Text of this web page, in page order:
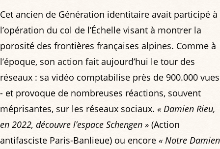
Cet ancien de Génération identitaire avait participé à
l’opération du col de l’Échelle visant à montrer la
porosité des frontières françaises alpines. Comme à
l’époque, son action fait aujourd’hui le tour des
réseaux : sa vidéo comptabilise près de 900.000 vues
- et provoque de nombreuses réactions, souvent
méprisantes, sur les réseaux sociaux. « Damien Rieu,
en 2022, découvre l’espace Schengen » (Action
antifasciste Paris-Banlieue) ou encore « Notre Damien